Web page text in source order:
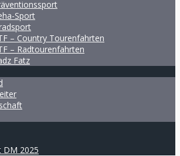
Sport
– Country Tourenfahrten
– Radtourenfahrten
Fatz
DM 2025